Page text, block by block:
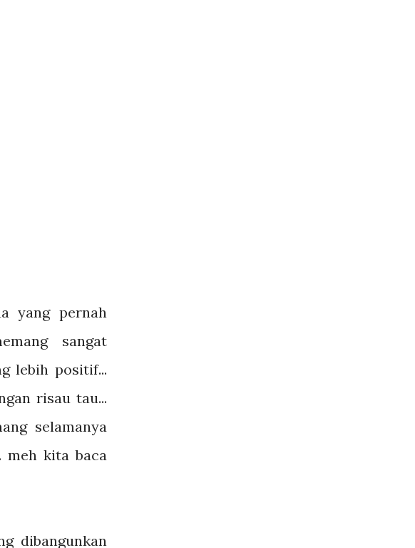
yang pernah
sangat
lebih positif...
risau tau...
selamanya
meh kita baca
dibangunkan